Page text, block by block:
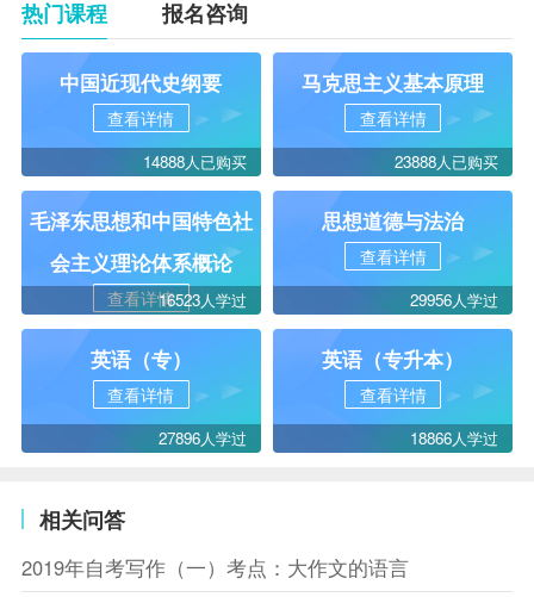
热门课程 报名咨询
中国近现代史纲要
查看详情
14888人已购买
马克思主义基本原理
查看详情
23888人已购买
毛泽东思想和中国特色社
会主义理论体系概论
查看详情16523人学过
思想道德与法治
查看详情
29956人学过
英语（专）
查看详情
27896人学过
英语（专升本）
查看详情
18866人学过
相关问答
2019年自考写作（一）考点：大作文的语言